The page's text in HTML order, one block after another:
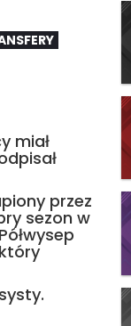
miał
przez
sezon w